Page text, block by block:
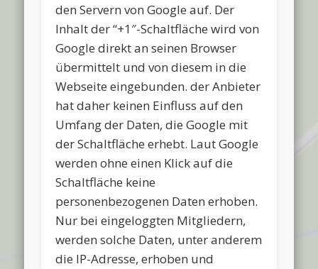
den Servern von Google auf. Der
Inhalt der “+1″-Schaltfläche wird von
Google direkt an seinen Browser
übermittelt und von diesem in die
Webseite eingebunden. der Anbieter
hat daher keinen Einfluss auf den
Umfang der Daten, die Google mit
der Schaltfläche erhebt. Laut Google
werden ohne einen Klick auf die
Schaltfläche keine
personenbezogenen Daten erhoben.
Nur bei eingeloggten Mitgliedern,
werden solche Daten, unter anderem
die IP-Adresse, erhoben und